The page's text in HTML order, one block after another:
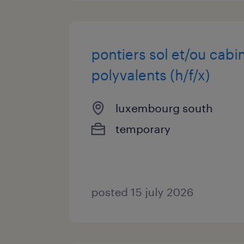
pontiers sol et/ou
polyvalents (h/f/x)
luxembourg south
temporary
posted 15 july 2026